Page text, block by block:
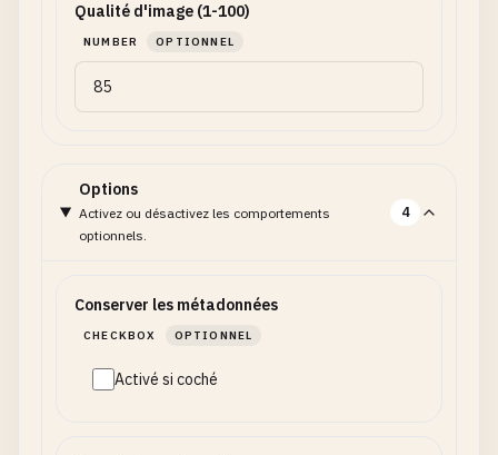
Qualité d'image (1-100)
NUMBER OPTIONNEL
Options
Activez ou désactivez les comportements
optionnels.
4
Conserver les métadonnées
CHECKBOX OPTIONNEL
Activé si coché